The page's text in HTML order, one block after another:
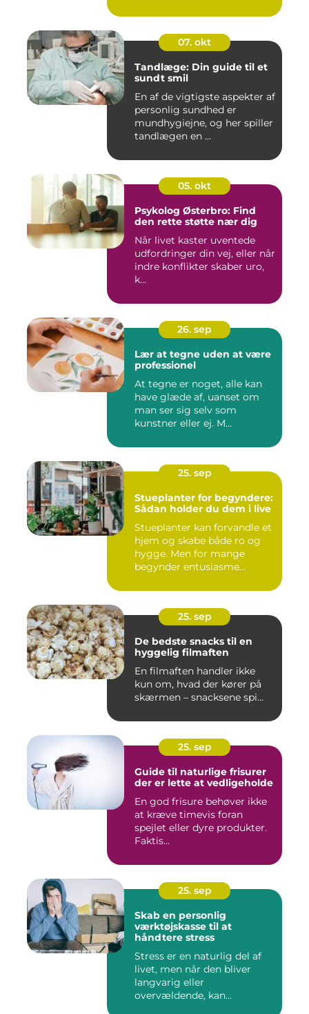
07. okt
Tandlæge: Din guide til et
sundt smil
En af de vigtigste aspekter af
personlig sundhed er
mundhygiejne, og her spiller
tandlægen en ...
05. okt
Psykolog Østerbro: Find
den rette støtte nær dig
Når livet kaster uventede
udfordringer din vej, eller når
indre konflikter skaber uro,
k...
26. sep
Lær at tegne uden at være
professionel
At tegne er noget, alle kan
have glæde af, uanset om
man ser sig selv som
kunstner eller ej. M...
25. sep
Stueplanter for begyndere:
Sådan holder du dem i live
Stueplanter kan forvandle et
hjem og skabe både ro og
hygge. Men for mange
begynder entusiasme...
25. sep
De bedste snacks til en
hyggelig filmaften
En filmaften handler ikke
kun om, hvad der kører på
skærmen – snacksene spi...
25. sep
Guide til naturlige frisurer
der er lette at vedligeholde
En god frisure behøver ikke
at kræve timevis foran
spejlet eller dyre produkter.
Faktis...
25. sep
Skab en personlig
værktøjskasse til at
håndtere stress
Stress er en naturlig del af
livet, men når den bliver
langvarig eller
overvældende, kan...